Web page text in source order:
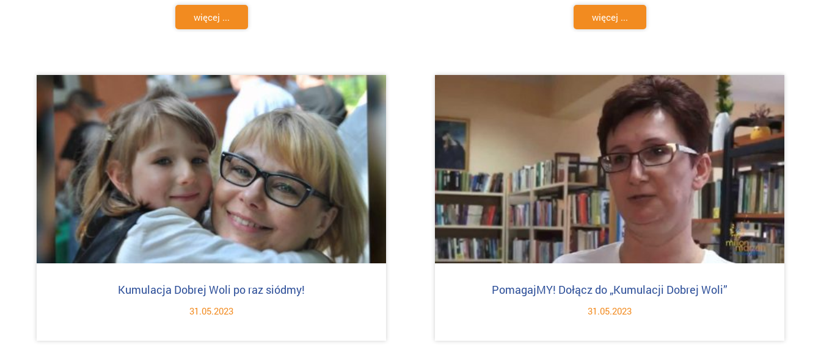
więcej ... więcej ...
Kumulacja Dobrej Woli po raz siódmy!
31.05.2023
PomagajMY! Dołącz do „Kumulacji Dobrej Woli”
31.05.2023